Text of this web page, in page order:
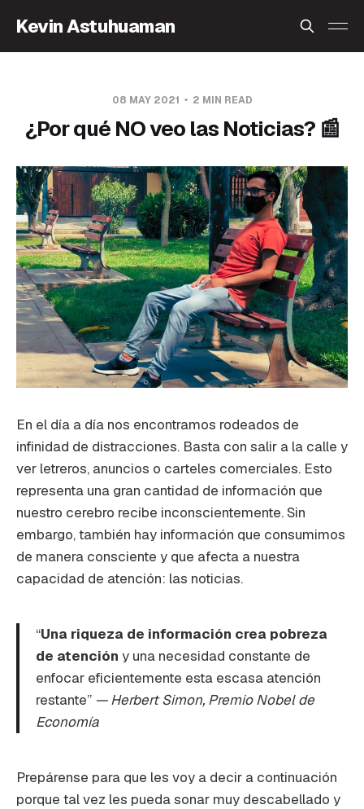
Kevin Astuhuaman
08 MAY 2021 2 MIN READ
¿Por qué NO veo las Noticias? 📰
En el día a día nos encontramos rodeados de
infinidad de distracciones. Basta con salir a la calle y
ver letreros, anuncios o carteles comerciales. Esto
representa una gran cantidad de información que
nuestro cerebro recibe inconscientemente. Sin
embargo, también hay información que consumimos
de manera consciente y que afecta a nuestra
capacidad de atención: las noticias.
“Una riqueza de información crea pobreza
de atención y una necesidad constante de
enfocar eficientemente esta escasa atención
restante” — Herbert Simon, Premio Nobel de
Economía
Prepárense para que les voy a decir a continuación
porque tal vez les pueda sonar muy descabellado y